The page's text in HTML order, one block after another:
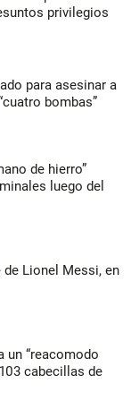
privilegios
para asesinar a
bombas”
de hierro”
luego del
Lionel Messi, en
un “reacomodo
cabecillas de